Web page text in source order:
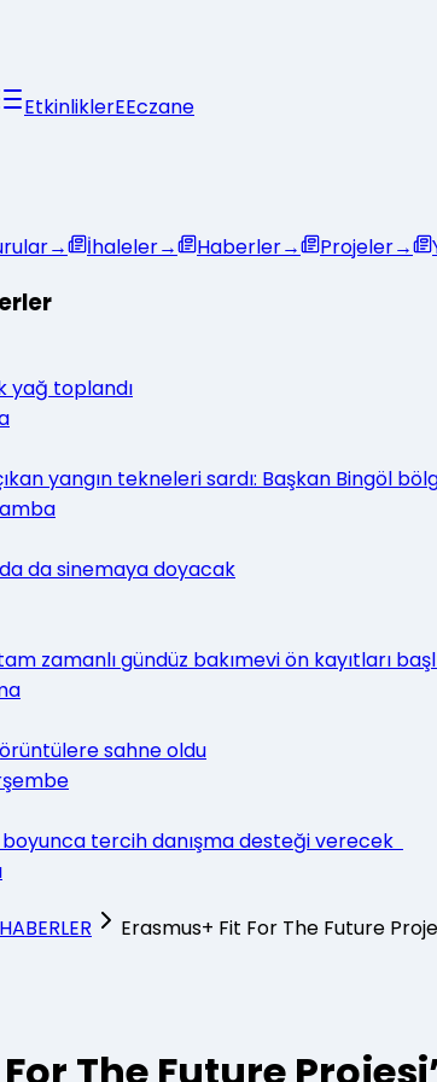
EtkinliklerEEczane
→ İhaleler→ Haberler→ Projeler→
yağ toplandı
yangın tekneleri sardı: Başkan Bingöl
da sinemaya doyacak
zamanlı gündüz bakımevi ön kayıtları
sahne oldu
boyunca tercih danışma desteği verecek
HABERLER
Erasmus+ Fit For The Future